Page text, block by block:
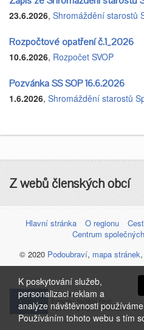
23.6.2026, Shromáždění starostů
Rozpočtové opatření č.1_2026
10.6.2026, Rozpočet SVOP
Pozvánka SS SOP 16.6.2026
1.6.2026, Shromáždění starostů
Z webů členských obcí
Hlavní stránka O regionu
Centrum
© 2020 Podoubraví, mapa stránek,
K poskytování služeb,
personalizaci reklam a
analýze návštěvnosti
Používáním tohoto webu s tím